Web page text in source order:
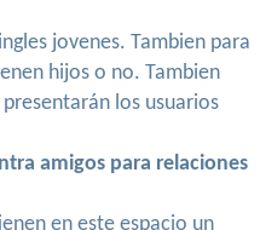
jovenes. Tambien para
hijos o no. Tambien
presentarán los usuarios
amigos para relaciones
en este espacio un